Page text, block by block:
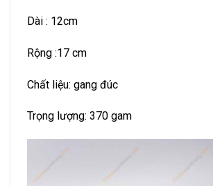
Dài : 12cm
Rộng :17 cm
Chất liệu: gang đúc
Trọng lượng: 370 gam